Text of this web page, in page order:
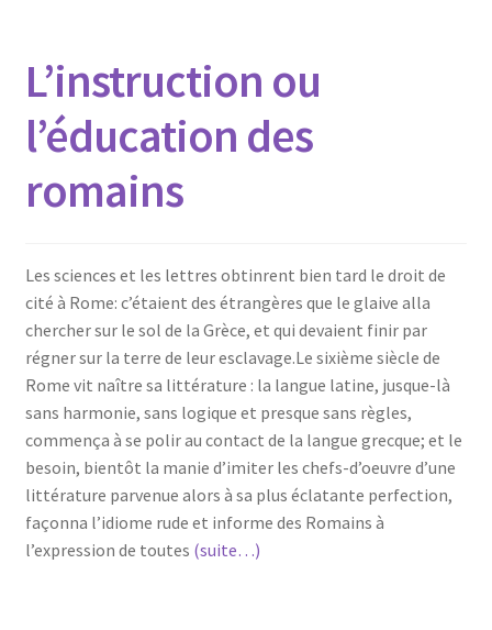
L’instruction ou
l’éducation des
romains
Les sciences et les lettres obtinrent bien tard le droit de
cité à Rome: c’étaient des étrangères que le glaive alla
chercher sur le sol de la Grèce, et qui devaient finir par
régner sur la terre de leur esclavage.Le sixième siècle de
Rome vit naître sa littérature : la langue latine, jusque-là
sans harmonie, sans logique et presque sans règles,
commença à se polir au contact de la langue grecque; et le
besoin, bientôt la manie d’imiter les chefs-d’oeuvre d’une
littérature parvenue alors à sa plus éclatante perfection,
façonna l’idiome rude et informe des Romains à
l’expression de toutes (suite…)